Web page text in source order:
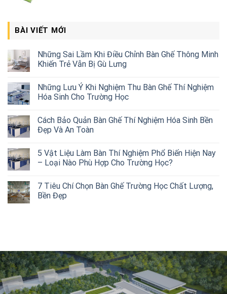
BÀI VIẾT MỚI
Những Sai Lầm Khi Điều Chỉnh Bàn Ghế Thông Minh
Khiến Trẻ Vẫn Bị Gù Lưng
Những Lưu Ý Khi Nghiệm Thu Bàn Ghế Thí Nghiệm
Hóa Sinh Cho Trường Học
Cách Bảo Quản Bàn Ghế Thí Nghiệm Hóa Sinh Bền
Đẹp Và An Toàn
5 Vật Liệu Làm Bàn Thí Nghiệm Phổ Biến Hiện Nay
– Loại Nào Phù Hợp Cho Trường Học?
7 Tiêu Chí Chọn Bàn Ghế Trường Học Chất Lượng,
Bền Đẹp